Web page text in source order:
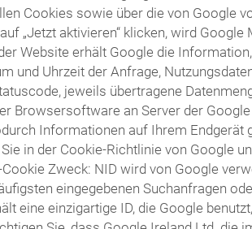
Cookies sowie über die von Google
„Jetzt aktivieren“ klicken, wird
Website erhält Google die
und Uhrzeit der Anfrage,
jeweils übertragene
Browsersoftware an Server der
Informationen auf Ihrem
in der Cookie-Richtlinie von Google
Cookie Zweck: NID wird von Google
eingegebenen Suchanfragen
eine einzigartige ID, die Google